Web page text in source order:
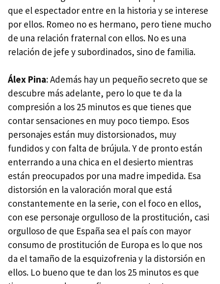
que el espectador entre en la historia y se interese
por ellos. Romeo no es hermano, pero tiene mucho
de una relación fraternal con ellos. No es una
relación de jefe y subordinados, sino de familia.
Álex Pina: Además hay un pequeño secreto que se
descubre más adelante, pero lo que te da la
compresión a los 25 minutos es que tienes que
contar sensaciones en muy poco tiempo. Esos
personajes están muy distorsionados, muy
fundidos y con falta de brújula. Y de pronto están
enterrando a una chica en el desierto mientras
están preocupados por una madre impedida. Esa
distorsión en la valoración moral que está
constantemente en la serie, con el foco en ellos,
con ese personaje orgulloso de la prostitución, casi
orgulloso de que España sea el país con mayor
consumo de prostitución de Europa es lo que nos
da el tamaño de la esquizofrenia y la distorsión en
ellos. Lo bueno que te dan los 25 minutos es que